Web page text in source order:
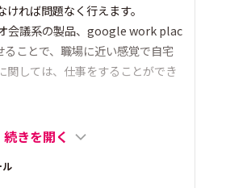
れば問題なく行えます。
会議系の製品、google work plac
ることで、職場に近い感覚で自宅
関しては、仕事をすることができ
続きを開く
ル